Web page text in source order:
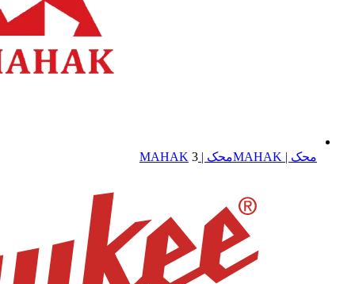
محک | MAHAK محک | MAHAK 3